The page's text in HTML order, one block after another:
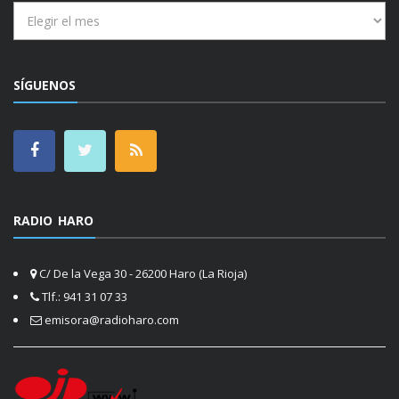
SÍGUENOS
RADIO HARO
C/ De la Vega 30 - 26200 Haro (La Rioja)
Tlf.: 941 31 07 33
emisora@radioharo.com